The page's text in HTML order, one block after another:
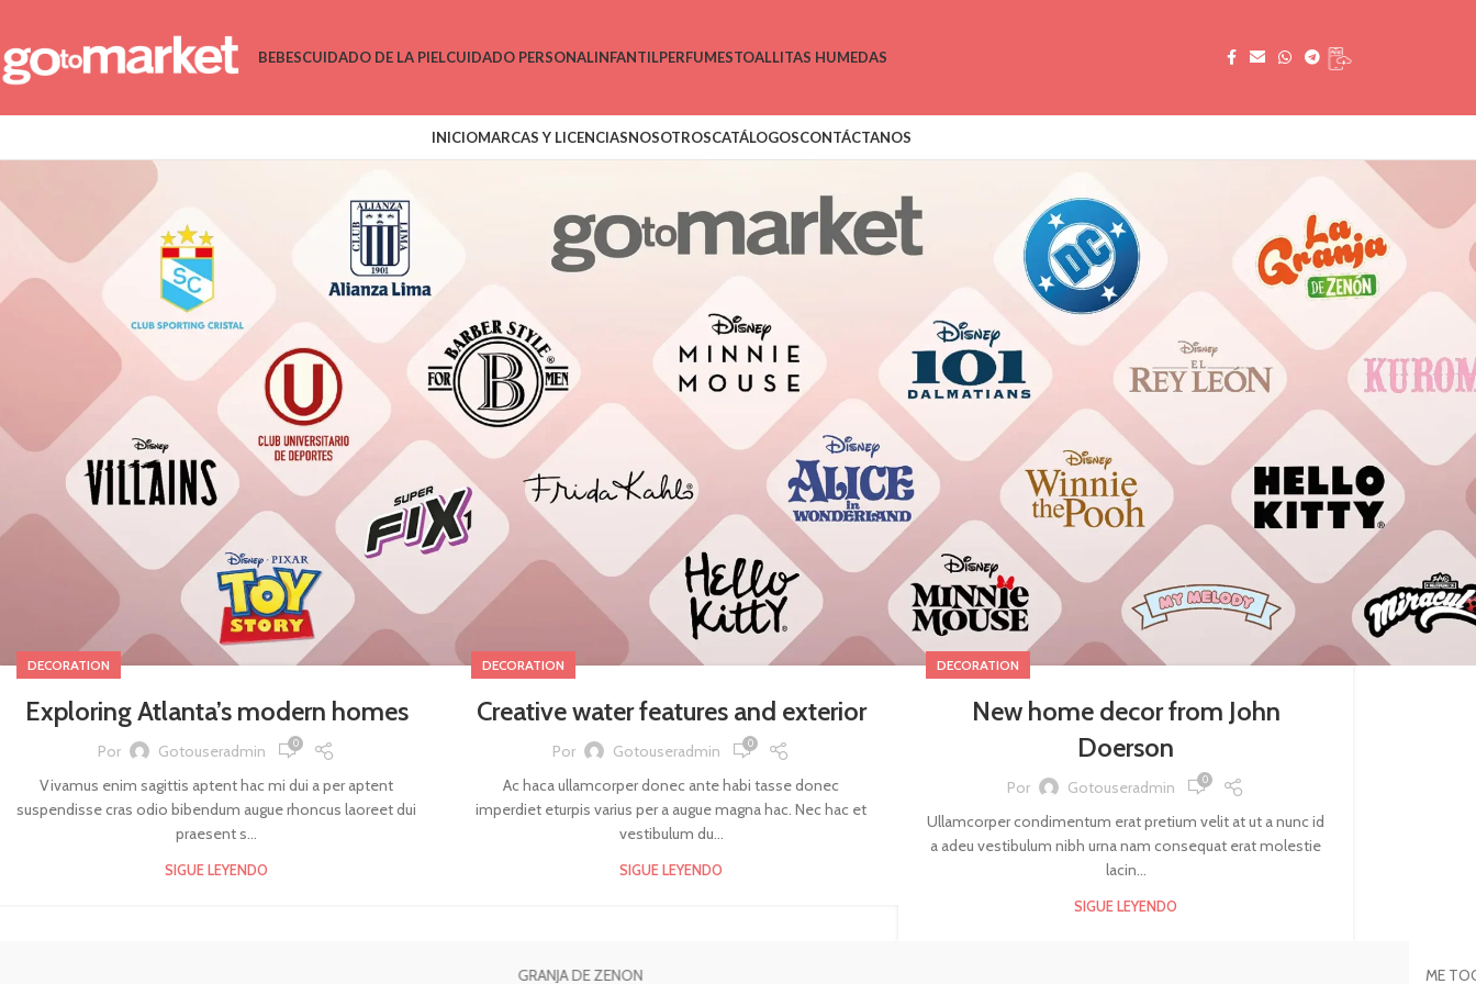
BEBESCUIDADO DE LA PIELCUIDADO PERSONALINFANTILPERFUMESTOALLITAS HUMEDAS
INICIOMARCAS Y LICENCIASNOSOTROSCATÁLOGOSCONTÁCTANOS
DECORATION
Exploring Atlanta’s modern homes
Por Gotouseradmin 0
Vivamus enim sagittis aptent hac mi dui a per aptent
suspendisse cras odio bibendum augue rhoncus laoreet dui
praesent s...
SIGUE LEYENDO
DECORATION
Creative water features and exterior
Por Gotouseradmin 0
Ac haca ullamcorper donec ante habi tasse donec
imperdiet eturpis varius per a augue magna hac. Nec hac et
vestibulum du...
SIGUE LEYENDO
DECORATION
New home decor from John
Doerson
Por Gotouseradmin 0
Ullamcorper condimentum erat pretium velit at ut a nunc id
a adeu vestibulum nibh urna nam consequat erat molestie
lacin...
SIGUE LEYENDO
GRANJA DE ZENON